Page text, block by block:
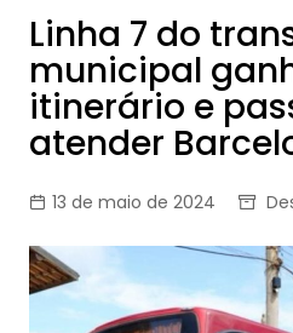
Linha 7 do
municipal
itinerário e
atender
13 de maio de 2024